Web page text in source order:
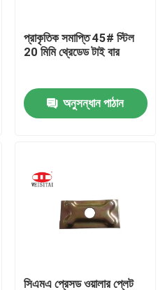
প্রাকৃতিক সমাপ্তি 45# স্টিল
20 মিমি থ্রেডেড টাই বার
অনুসন্ধান পাঠান
সিএমএ প্রেসড ওয়ালার প্লেট